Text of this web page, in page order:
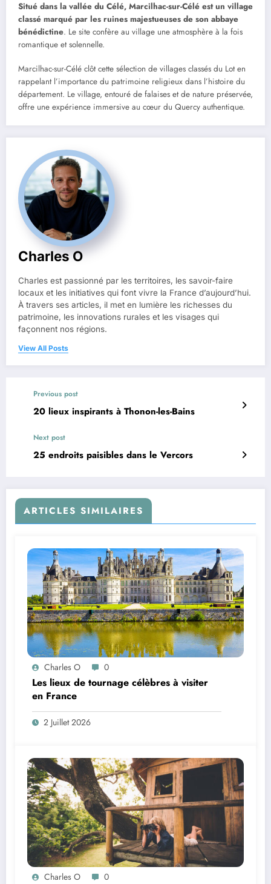
Situé dans la vallée du Célé, Marcilhac-sur-Célé est un village
classé marqué par les ruines majestueuses de son abbaye
bénédictine. Le site confère au village une atmosphère à la fois
romantique et solennelle.
Marcilhac-sur-Célé clôt cette sélection de villages classés du Lot en
rappelant l’importance du patrimoine religieux dans l’histoire du
département. Le village, entouré de falaises et de nature préservée,
offre une expérience immersive au cœur du Quercy authentique.
Charles O
Charles est passionné par les territoires, les savoir-faire
locaux et les initiatives qui font vivre la France d’aujourd’hui.
À travers ses articles, il met en lumière les richesses du
patrimoine, les innovations rurales et les visages qui
façonnent nos régions.
View All Posts
Previous post
20 lieux inspirants à Thonon-les-Bains
Next post
25 endroits paisibles dans le Vercors
ARTICLES SIMILAIRES
Charles O 0
Les lieux de tournage célèbres à visiter
en France
2 Juillet 2026
Charles O 0